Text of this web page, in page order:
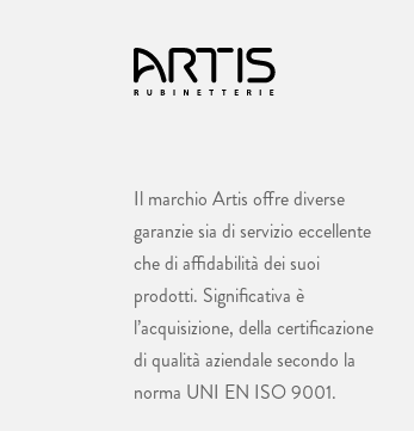
Il marchio Artis offre diverse
garanzie sia di servizio eccellente
che di affidabilità dei suoi
prodotti. Significativa è
l’acquisizione, della certificazione
di qualità aziendale secondo la
norma UNI EN ISO 9001.